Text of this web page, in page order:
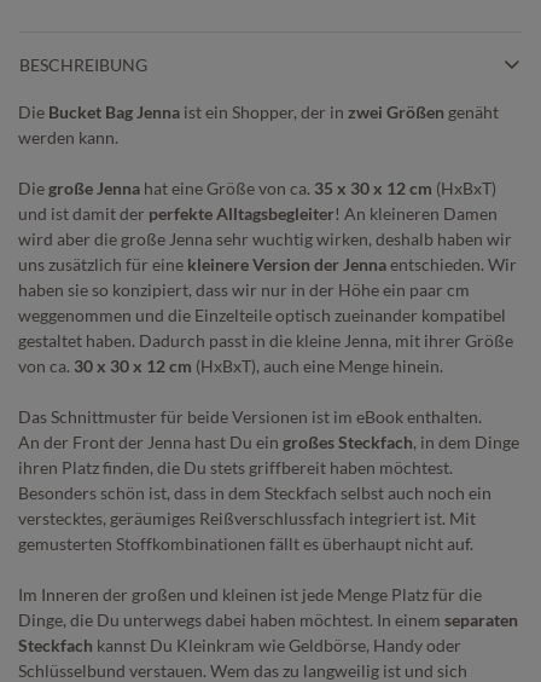
BESCHREIBUNG
Die Bucket Bag Jenna ist ein Shopper, der in zwei Größen genäht
werden kann.
Diegroße Jenna hat eine Größe von ca. 35 x 30 x 12 cm (HxBxT)
und ist damit der perfekte Alltagsbegleiter! An kleineren Damen
wird aber die große Jenna sehr wuchtig wirken, deshalb haben wir
uns zusätzlich für eine kleinere Version der Jennaentschieden. Wir
haben sie so konzipiert, dass wir nur in der Höhe ein paar cm
weggenommen und die Einzelteile optisch zueinander kompatibel
gestaltet haben. Dadurch passt in die kleine Jenna, mit ihrer Größe
von ca. 30 x 30 x 12 cm (HxBxT), auch eine Menge hinein.
Das Schnittmuster für beide Versionen ist im eBook enthalten.
An der Front der Jenna hast Du ein großes Steckfach, in dem Dinge
ihren Platz finden, die Du stets griffbereit haben möchtest.
Besonders schön ist, dass in dem Steckfach selbst auch noch ein
verstecktes, geräumiges Reißverschlussfach integriert ist. Mit
gemusterten Stoffkombinationen fällt es überhaupt nicht auf.
Im Inneren der großen und kleinen ist jede Menge Platz für die
Dinge, die Du unterwegs dabei haben möchtest. In einem separaten
Steckfach kannst Du Kleinkram wie Geldbörse, Handy oder
Schlüsselbund verstauen. Wem das zu langweilig ist und sich